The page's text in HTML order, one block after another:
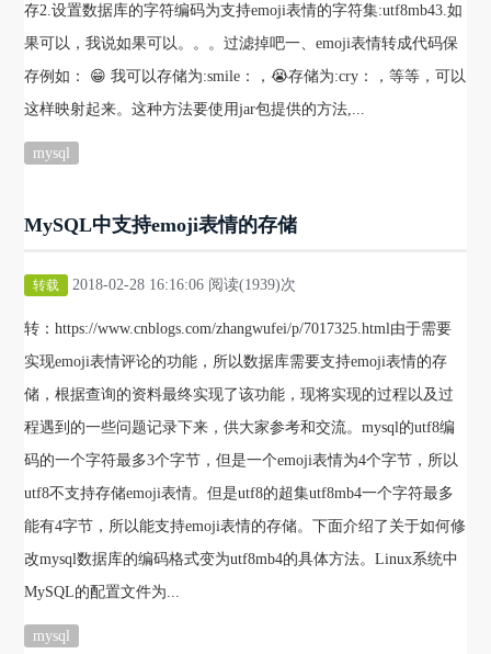
存2.设置数据库的字符编码为支持emoji表情的字符集:utf8mb43.如
果可以，我说如果可以。。。过滤掉吧一、emoji表情转成代码保
存例如： 😁 我可以存储为:smile：，😭存储为:cry：，等等，可以
这样映射起来。这种方法要使用jar包提供的方法,...
mysql
MySQL中支持emoji表情的存储
转载 2018-02-28 16:16:06 阅读(1939)次
转：https://www.cnblogs.com/zhangwufei/p/7017325.html由于需要
实现emoji表情评论的功能，所以数据库需要支持emoji表情的存
储，根据查询的资料最终实现了该功能，现将实现的过程以及过
程遇到的一些问题记录下来，供大家参考和交流。mysql的utf8编
码的一个字符最多3个字节，但是一个emoji表情为4个字节，所以
utf8不支持存储emoji表情。但是utf8的超集utf8mb4一个字符最多
能有4字节，所以能支持emoji表情的存储。下面介绍了关于如何修
改mysql数据库的编码格式变为utf8mb4的具体方法。Linux系统中
MySQL的配置文件为...
mysql